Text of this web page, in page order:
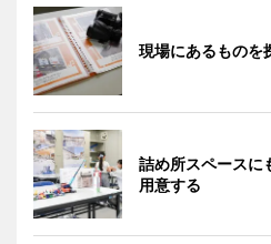
現場にあるものを
詰め所スペースに
用意する